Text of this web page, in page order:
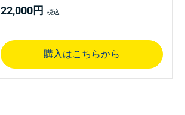
22,000円
購入はこちらから